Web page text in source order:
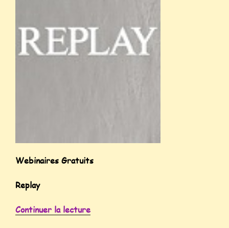
Webinaires Gratuits
Replay
Continuer la lecture